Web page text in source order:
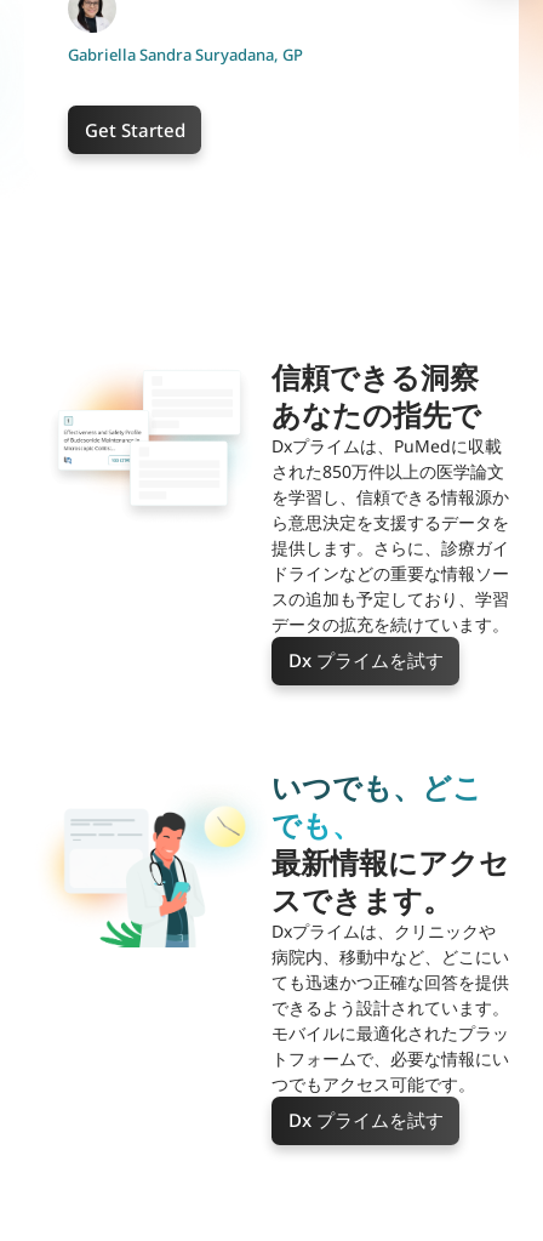
Gabriella Sandra Suryadana, GP
Get Started
信頼できる洞察
あなたの指先で
Dxプライムは、PuMedに収載
された850万件以上の医学論文
を学習し、信頼できる情報源か
ら意思決定を支援するデータを
提供します。さらに、診療ガイ
ドラインなどの重要な情報ソー
スの追加も予定しており、学習
データの拡充を続けています。
Dx プライムを試す
いつでも、どこ
でも、
最新情報にアクセ
スできます。
Dxプライムは、クリニックや
病院内、移動中など、どこにい
ても迅速かつ正確な回答を提供
できるよう設計されています。
モバイルに最適化されたプラッ
トフォームで、必要な情報にい
つでもアクセス可能です。
Dx プライムを試す